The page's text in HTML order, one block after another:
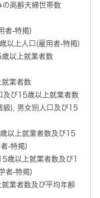
高齢夫婦世帯数
者-特掲)
以上人口(雇用者-特掲)
以上就業者数
業者数
及び15歳以上就業者数
級), 男女別人口及び15
以上就業者数及び15
-特掲)
歳以上就業者数及び1
者-特掲)
業者数及び平均年齢